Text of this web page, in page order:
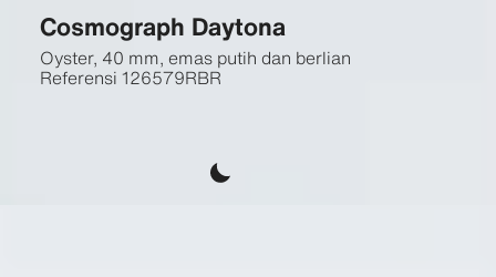
Cosmograph Daytona
Oyster, 40 mm, emas putih dan berlian
Referensi 126579RBR